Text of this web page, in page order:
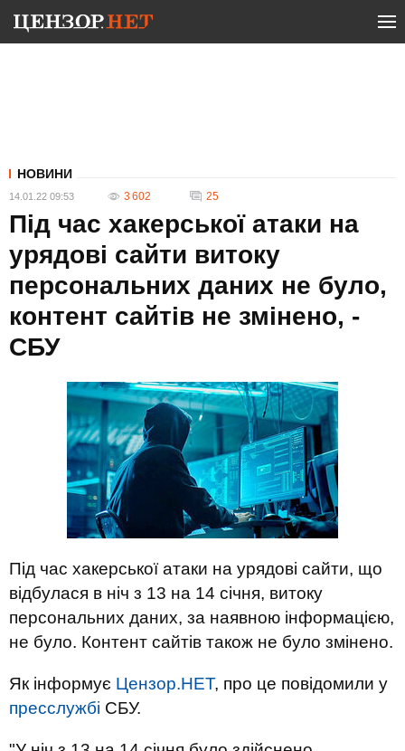
НОВИНИ
14.01.22 09:53 3 602 25
Під час хакерської атаки на
урядові сайти витоку
персональних даних не було,
контент сайтів не змінено, -
СБУ
Під час хакерської атаки на урядові сайти, що
відбулася в ніч з 13 на 14 січня, витоку
персональних даних, за наявною інформацією,
не було. Контент сайтів також не було змінено.
Як інформує Цензор.НЕТ, про це повідомили у
пресслужбі СБУ.